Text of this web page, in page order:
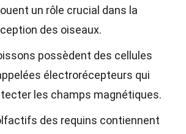
un rôle crucial dans la
des oiseaux.
possèdent des cellules
électrorécepteurs qui
les champs magnétiques.
des requins contiennent